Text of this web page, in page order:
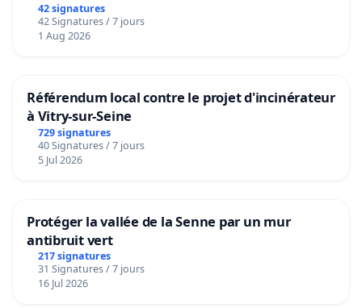
42 signatures
42 Signatures / 7 jours
1 Aug 2026
Référendum local contre le projet d'incinérateur
à Vitry-sur-Seine
729 signatures
40 Signatures / 7 jours
5 Jul 2026
Protéger la vallée de la Senne par un mur
antibruit vert
217 signatures
31 Signatures / 7 jours
16 Jul 2026